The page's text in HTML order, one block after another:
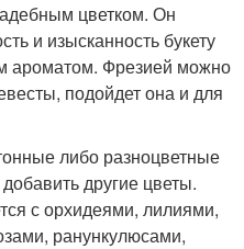
цветком. Он
и изысканность букету
ароматом. Фрезией можно
подойдет она и для
либо разноцветные
другие цветы.
с орхидеями, лилиями,
ранункулюсами,